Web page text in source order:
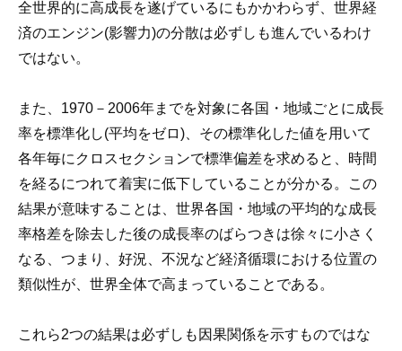
全世界的に高成長を遂げているにもかかわらず、世界経
済のエンジン(影響力)の分散は必ずしも進んでいるわけ
ではない。
また、1970－2006年までを対象に各国・地域ごとに成長
率を標準化し(平均をゼロ)、その標準化した値を用いて
各年毎にクロスセクションで標準偏差を求めると、時間
を経るにつれて着実に低下していることが分かる。この
結果が意味することは、世界各国・地域の平均的な成長
率格差を除去した後の成長率のばらつきは徐々に小さく
なる、つまり、好況、不況など経済循環における位置の
類似性が、世界全体で高まっていることである。
これら2つの結果は必ずしも因果関係を示すものではな